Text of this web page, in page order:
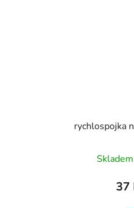
rychlospojka
Skladem
37